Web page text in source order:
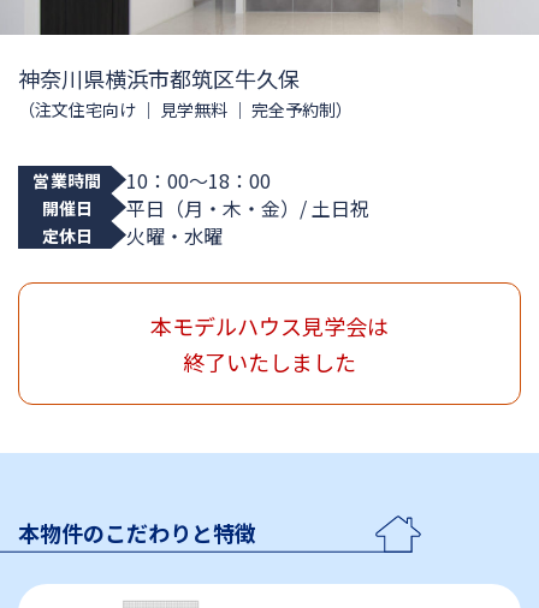
神奈川県横浜市都筑区牛久保
（注文住宅向け ｜ 見学無料 ｜ 完全予約制）
営業時間 10：00〜18：00
開催日 平日（月・木・金）/ 土日祝
定休日 火曜・水曜
本モデルハウス見学会は
終了いたしました
本物件のこだわりと特徴